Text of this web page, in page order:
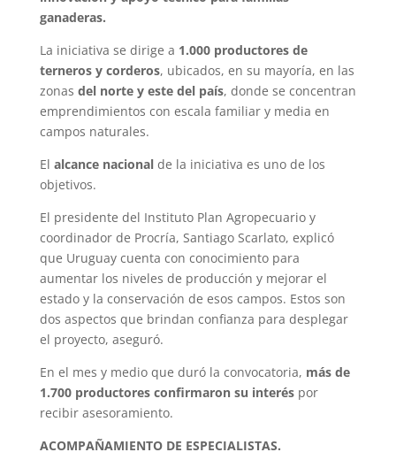
ganaderas.
La iniciativa se dirige a 1.000 productores de
terneros y corderos, ubicados, en su mayoría, en las
zonas del norte y este del país, donde se concentran
emprendimientos con escala familiar y media en
campos naturales.
El alcance nacionalde la iniciativa es uno de los
objetivos.
El presidente del Instituto Plan Agropecuario y
coordinador de Procría, Santiago Scarlato, explicó
que Uruguay cuenta con conocimiento para
aumentar los niveles de producción y mejorar el
estado y la conservación de esos campos. Estos son
dos aspectos que brindan confianza para desplegar
el proyecto, aseguró.
En el mes y medio que duró la convocatoria, más de
1.700 productores confirmaron su interéspor
recibir asesoramiento.
ACOMPAÑAMIENTO DE ESPECIALISTAS.